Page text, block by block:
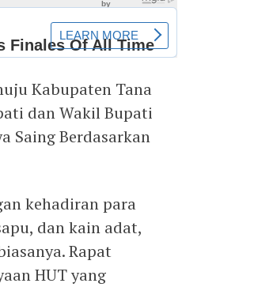
Kabupaten Tana
dan Wakil Bupati
Saing Berdasarkan
kehadiran para
dan kain adat,
Rapat
HUT yang